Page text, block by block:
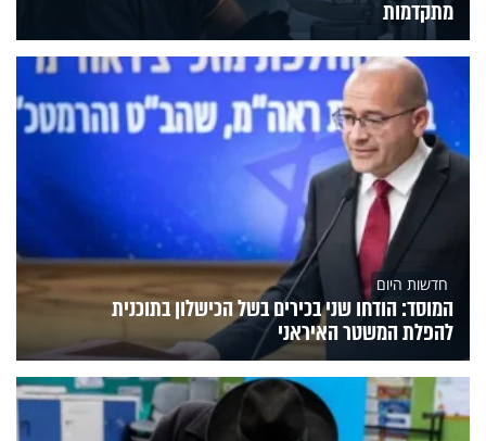
מתקדמות
חדשות היום
המוסד: הודחו שני בכירים בשל הכישלון בתוכנית
להפלת המשטר האיראני